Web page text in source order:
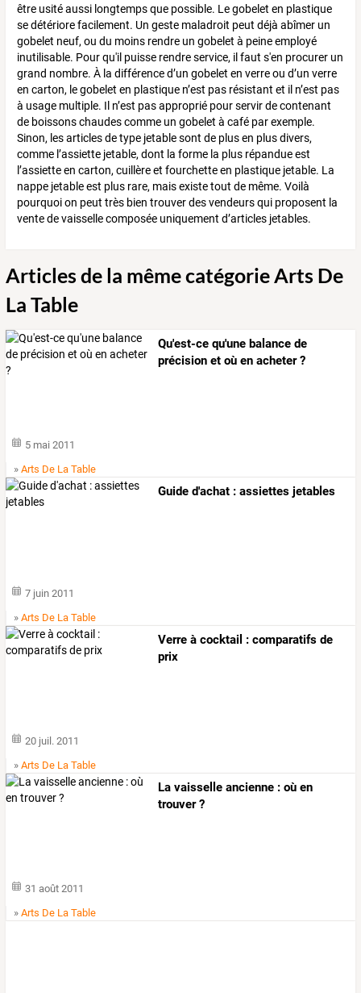
être usité aussi longtemps que possible. Le gobelet en plastique
se détériore facilement. Un geste maladroit peut déjà abîmer un
gobelet neuf, ou du moins rendre un gobelet à peine employé
inutilisable. Pour qu'il puisse rendre service, il faut s'en procurer un
grand nombre. À la différence d’un gobelet en verre ou d’un verre
en carton, le gobelet en plastique n’est pas résistant et il n’est pas
à usage multiple. Il n’est pas approprié pour servir de contenant
de boissons chaudes comme un gobelet à café par exemple.
Sinon, les articles de type jetable sont de plus en plus divers,
comme l’assiette jetable, dont la forme la plus répandue est
l’assiette en carton, cuillère et fourchette en plastique jetable. La
nappe jetable est plus rare, mais existe tout de même. Voilà
pourquoi on peut très bien trouver des vendeurs qui proposent la
vente de vaisselle composée uniquement d’articles jetables.
Articles de la même catégorie Arts De
La Table
Qu'est-ce qu'une balance de
précision et où en acheter ?
5 mai 2011
»Arts De La Table
Guide d'achat : assiettes jetables
7 juin 2011
»Arts De La Table
Verre à cocktail : comparatifs de
prix
20 juil. 2011
»Arts De La Table
La vaisselle ancienne : où en
trouver ?
31 août 2011
»Arts De La Table